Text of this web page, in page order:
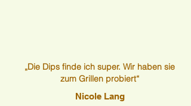
„Die Dips finde ich super. Wir haben sie
zum Grillen probiert“
Nicole Lang